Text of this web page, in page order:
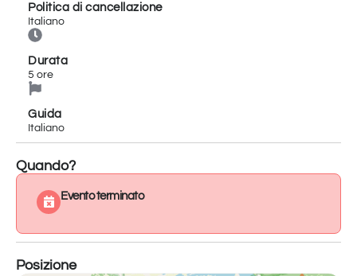
Durante la visita èprevista una degustazione di vini locali
accompagnata da un piatto di prodotti tipici, con una
vista panoramica sulla natura circostante.
Durata indicativa
Lingua della guida
Difficoltà
di circa 1 km; non adatto a persone con mobilità ridotta.
Politica di cancellazione
Italiano
Durata
5 ore
Guida
Italiano
Quando?
Evento terminato
Posizione